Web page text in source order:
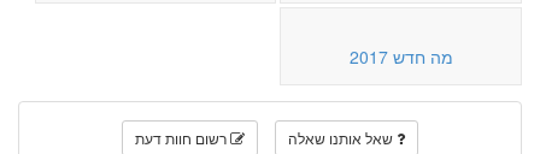
מה חדש 2017
שאל אותנו שאלה רשום חוות דעת